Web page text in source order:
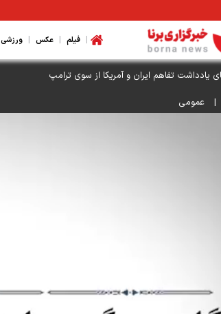
| فیلم | عکس | ورزشی
یادداشت تفاهم ایران و آمریکا از سوی ترامپ
| عمومی